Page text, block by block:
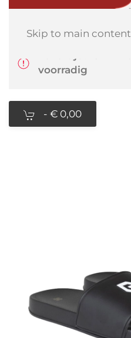
Skip to main content
voorradig
- € 0,00